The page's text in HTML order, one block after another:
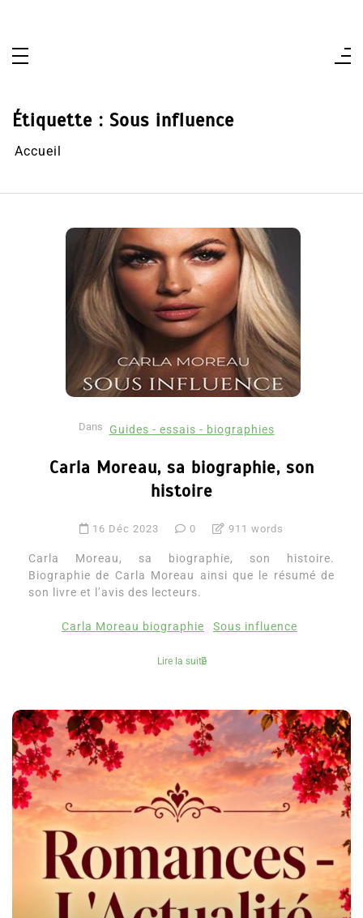
Étiquette : Sous influence
Accueil
Dans Guides - essais - biographies
Carla Moreau, sa biographie, son
histoire
16 Déc 2023 0 911 words
Carla Moreau, sa biographie, son histoire.
Biographie de Carla Moreau ainsi que le résumé de
son livre et l’avis des lecteurs.
Carla Moreau biographie Sous influence
Lire la suite